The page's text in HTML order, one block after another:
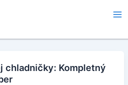
chladničky: Kompletný